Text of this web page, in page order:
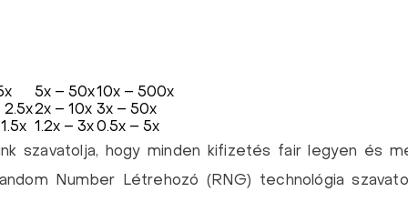
5x – 50x10x – 500x
2.5x2x – 10x 3x – 50x
1.2x – 3x0.5x – 5x
szavatolja, hogy minden kifizetés fair legyen és
Number Létrehozó (RNG) technológia